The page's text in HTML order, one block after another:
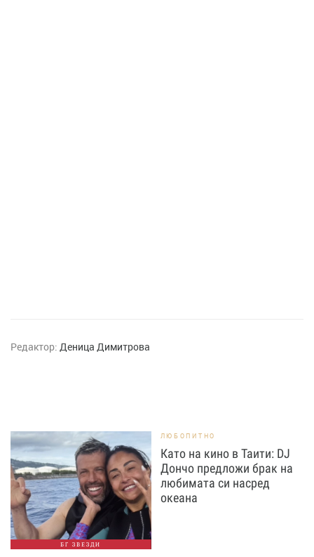
Редактор: Деница Димитрова
БГ ЗВЕЗДИ
ЛЮБОПИТНО
Като на кино в Таити: DJ
Дончо предложи брак на
любимата си насред
океана